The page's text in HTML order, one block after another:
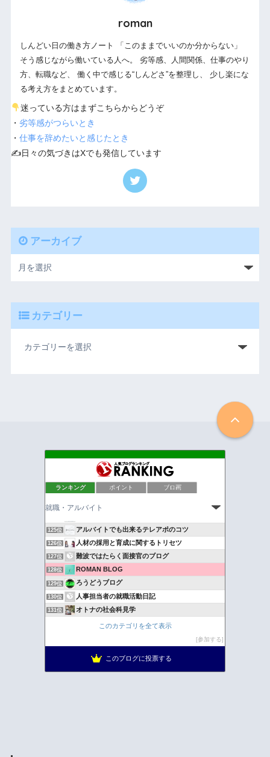
roman
しんどい日の働き方ノート 「このままでいいのか分からない」
そう感じながら働いている人へ。 劣等感、人間関係、仕事のやり
方、転職など、 働く中で感じる“しんどさ”を整理し、 少し楽にな
る考え方をまとめています。
迷っている方はまずこちらからどうぞ
・ 劣等感がつらいとき
・ 仕事を辞めたいと感じたとき
✍️日々の気づきはXでも発信しています
アーカイブ
カテゴリー
ランキング ポイント ブロ画
けんの旅ブログ
122位 新卒採用担当のつぶやき
123位
125位 アルバイトでも出来るテレアポのコツ
126位 人材の採用と育成に関するトリセツ
127位 難波ではたらく面接官のブログ
128位 ROMAN BLOG
129位 ろうどうブログ
130位 人事担当者の就職活動日記
131位 オトナの社会科見学
キャバクラ求人/紹介『エーライン』ブログ
夜のお仕事〜銀座六本木
このカテゴリを全て表示
参加する
このブログに投票する